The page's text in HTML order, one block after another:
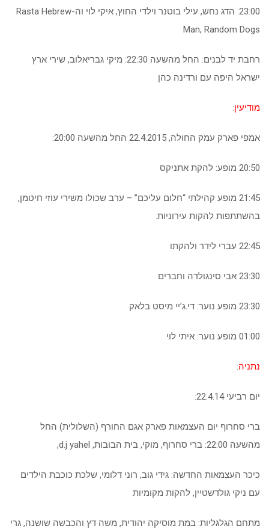
23:00: הדג נחש, עילי בוטנר וילדי החוץ, איקי לוי וה-Rasta Hebrew
Man, Random Dogs
רחבת יד לבנים: החל מהשעה 22:30: מיקי גבריאלוב, שירי ארץ
ישראל היפה עם ורדינה כהן
מודיעין:
אמפי פארק עמק החולה, 22.4.2015 החל מהשעה 20:00:
20:50 מופע: להקת אתניקס
21:45 מופע קהילתי “חלום עליכם” – ערב שכולו משירי עוזי חיטמן,
בהשתתפות להקות עירוניות.
22:45 עברי לידר ולהקתו
23:30 אבי סינגולדה וחברים
23:30 מופע נוער: די.ג’יי מיסט בלאק
01:00 מופע נוער: איתי לוי
נתניה:
יום רביעי 22.4.14:
ברי סחרוף יום העצמאות פארק אגם החורף (השלולית) החל
מהשעה 22:00: ברי סחרוף, מוקי, בית הבובות, d.j yahel,
כיכר העצמאות החדשה: גידי גוב, רוני דלומי, שלכת כוכבת הילדים
עם ניקי גולדשטיין, להקות מקומיות
מתחם הגלגליות: במת מוסיקה יהודית, משה דץ והכבשה שושנה, גרי